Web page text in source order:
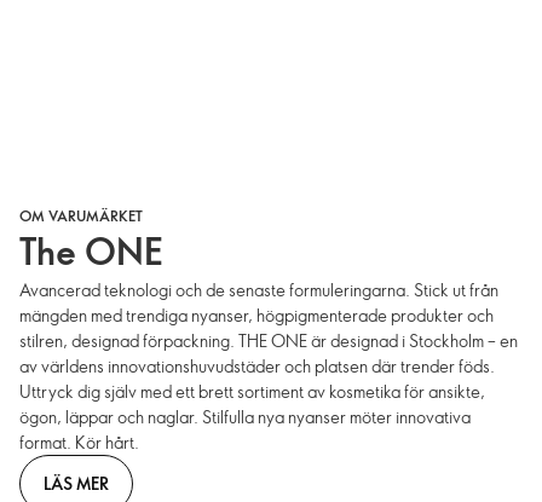
OM VARUMÄRKET
The ONE
Avancerad teknologi och de senaste formuleringarna. Stick ut från
mängden med trendiga nyanser, högpigmenterade produkter och
stilren, designad förpackning. THE ONE är designad i Stockholm – en
av världens innovationshuvudstäder och platsen där trender föds.
Uttryck dig själv med ett brett sortiment av kosmetika för ansikte,
ögon, läppar och naglar. Stilfulla nya nyanser möter innovativa
format. Kör hårt.
LÄS MER